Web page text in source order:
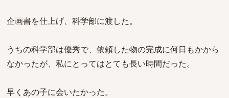
企画書を仕上げ、科学部に渡した。
うちの科学部は優秀で、依頼した物の完成に何日もかから
なかったが、私にとってはとても長い時間だった。
早くあの子に会いたかった。